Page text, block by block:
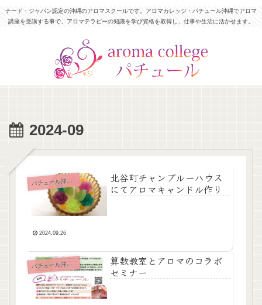
ナード・ジャパン認定の沖縄のアロマスクールです。アロマカレッジ・パチュール沖縄でアロマ
講座を受講する事で、アロマテラピーの知識を学び資格を取得し、仕事や生活に活かせます。
2024-09
パチュール沖縄News
北谷町チャンプルーハウス
にてアロマキャンドル作り
2024.09.26
パチュール沖縄News
算数教室とアロマのコラボ
セミナー